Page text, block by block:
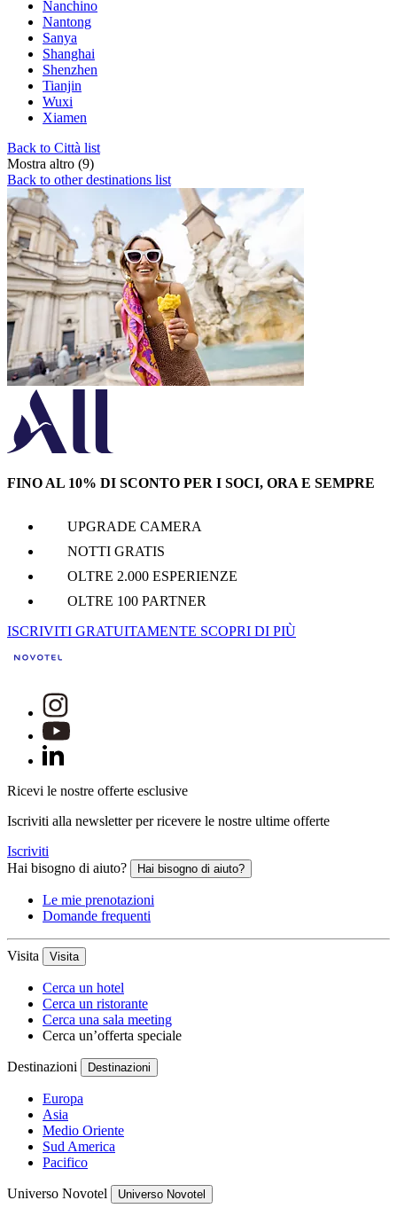
Nanchino
Nantong
Sanya
Shanghai
Shenzhen
Tianjin
Wuxi
Xiamen
Back to Città list
Mostra altro (9)
Back to other destinations list
FINO AL 10% DI SCONTO PER I SOCI, ORA E SEMPRE
UPGRADE CAMERA
NOTTI GRATIS
OLTRE 2.000 ESPERIENZE
OLTRE 100 PARTNER
ISCRIVITI GRATUITAMENTE SCOPRI DI PIÙ
Ricevi le nostre offerte esclusive
Iscriviti alla newsletter per ricevere le nostre ultime offerte
Iscriviti
Hai bisogno di aiuto?
Hai bisogno di aiuto?
Le mie prenotazioni
Domande frequenti
Visita Visita
Cerca un hotel
Cerca un ristorante
Cerca una sala meeting
Cerca un’offerta speciale
Destinazioni Destinazioni
Europa
Asia
Medio Oriente
Sud America
Pacifico
Universo Novotel Universo Novotel